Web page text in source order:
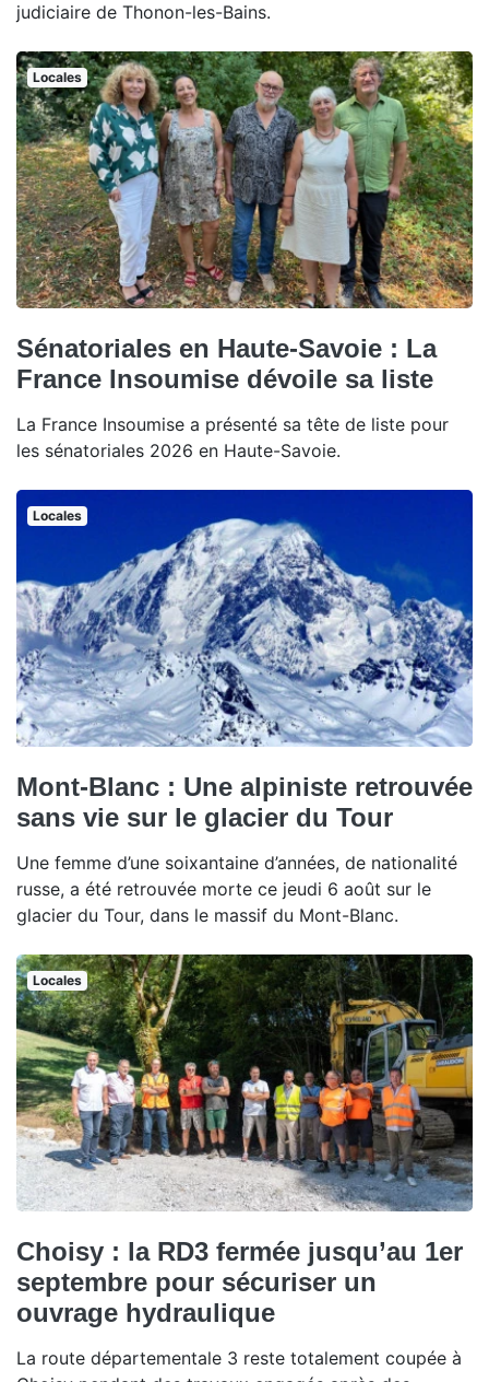
judiciaire de Thonon-les-Bains.
Locales
Sénatoriales en Haute-Savoie : La
France Insoumise dévoile sa liste
La France Insoumise a présenté sa tête de liste pour
les sénatoriales 2026 en Haute-Savoie.
Locales
Mont-Blanc : Une alpiniste retrouvée
sans vie sur le glacier du Tour
Une femme d’une soixantaine d’années, de nationalité
russe, a été retrouvée morte ce jeudi 6 août sur le
glacier du Tour, dans le massif du Mont-Blanc.
Locales
Choisy : la RD3 fermée jusqu’au 1er
septembre pour sécuriser un
ouvrage hydraulique
La route départementale 3 reste totalement coupée à